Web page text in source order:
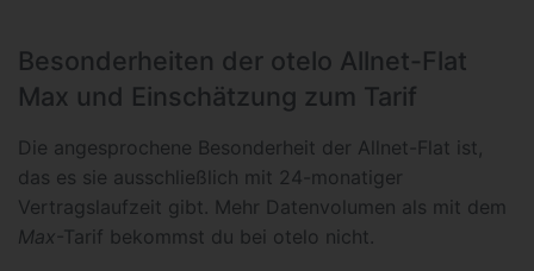
Besonderheiten der otelo Allnet-Flat
Max und Einschätzung zum Tarif
Die angesprochene Besonderheit der Allnet-Flat ist,
das es sie ausschließlich mit 24-monatiger
Vertragslaufzeit gibt. Mehr Datenvolumen als mit dem
Max -Tarif bekommst du bei otelo nicht.